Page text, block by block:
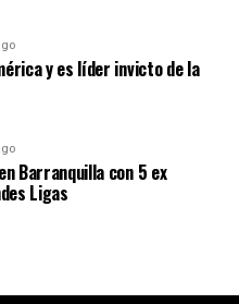
y es líder invicto de la
Barranquilla con 5 ex
Ligas